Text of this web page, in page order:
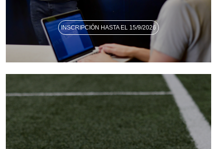
INSCRIPCIÓN HASTA EL 15/9/2026